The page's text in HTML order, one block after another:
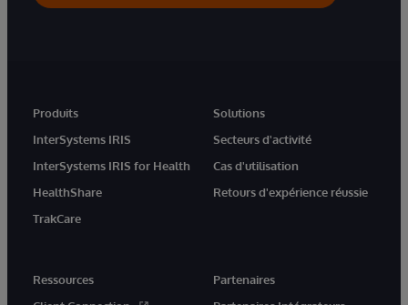
Produits
InterSystems IRIS
InterSystems IRIS for Health
HealthShare
TrakCare
Solutions
Secteurs d'activité
Cas d'utilisation
Retours d'expérience réussie
Ressources
Partenaires